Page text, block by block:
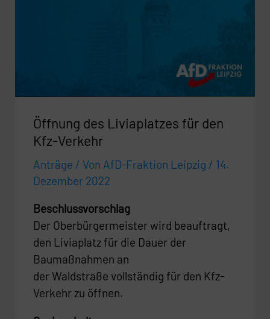
Öffnung des Liviaplatzes für den
Kfz-Verkehr
Anträge / Von AfD-Fraktion Leipzig / 14.
Dezember 2022
Beschlussvorschlag
Der Oberbürgermeister wird beauftragt,
den Liviaplatz für die Dauer der
Baumaßnahmen an
der Waldstraße vollständig für den Kfz-
Verkehr zu öffnen.